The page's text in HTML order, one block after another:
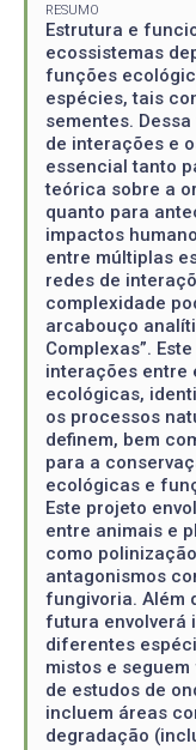
RESUMO
Estrutura e
ecossistemas
funções
espécies, tais
sementes.
de interações e
essencial tanto
teórica sobre a
quanto para
impactos
entre múltiplas
redes de
complexidade
arcabouço
Complexas”.
interações entre
ecológicas,
os processos
definem, bem
para a
ecológicas e
Este projeto
entre animais e
como
antagonismos
fungivoria. Além
futura envolverá
diferentes
mistos e
de estudos de
incluem áreas
degradação